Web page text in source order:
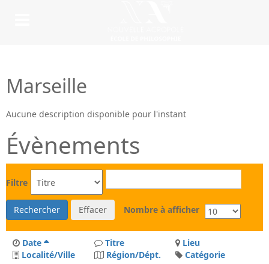
Marseille
Aucune description disponible pour l'instant
Évènements
Filtre
Rechercher Effacer Nombre à afficher
Date Titre
Lieu
Localité/Ville
Région/Dépt. Catégorie